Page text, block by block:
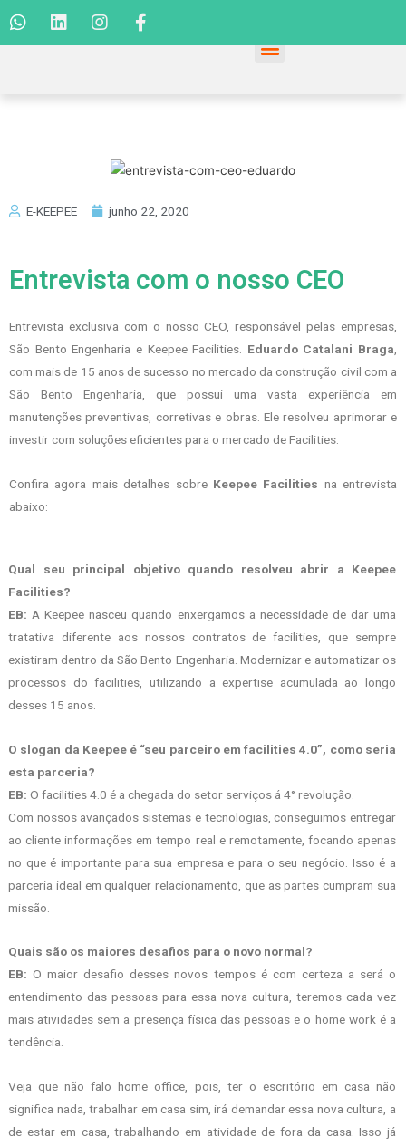
E-KEEPEE junho 22, 2020
Entrevista com o nosso CEO
Entrevista exclusiva com o nosso CEO, responsável pelas empresas,
São Bento Engenharia e Keepee Facilities. Eduardo Catalani Braga
com mais de 15 anos de sucesso no mercado da construção civil com a
São Bento Engenharia, que possui uma vasta experiência em
manutenções preventivas, corretivas e obras. Ele resolveu aprimorar e
investir com soluções eficientes para o mercado de Facilities.
Confira agora mais detalhes sobre Keepee Facilities na entrevista
abaixo:
Qual seu principal objetivo quando resolveu abrir a Keepee
Facilities?
EB: A Keepee nasceu quando enxergamos a necessidade de dar uma
tratativa diferente aos nossos contratos de facilities, que sempre
existiram dentro da São Bento Engenharia. Modernizar e automatizar os
processos do facilities, utilizando a expertise acumulada ao longo
desses 15 anos.
O slogan da Keepee é “seu parceiro em facilities 4.0”, como seria
esta parceria?
EB: O facilities 4.0 é a chegada do setor serviços á 4° revolução.
Com nossos avançados sistemas e tecnologias, conseguimos entregar
ao cliente informações em tempo real e remotamente, focando apenas
no que é importante para sua empresa e para o seu negócio. Isso é a
parceria ideal em qualquer relacionamento, que as partes cumpram sua
missão.
Quais são os maiores desafios para o novo normal?
EB: O maior desafio desses novos tempos é com certeza a será o
entendimento das pessoas para essa nova cultura, teremos cada vez
mais atividades sem a presença física das pessoas e o home work é a
tendência.
Veja que não falo home office, pois, ter o escritório em casa não
significa nada, trabalhar em casa sim, irá demandar essa nova cultura, a
de estar em casa, trabalhando em atividade de fora da casa. Isso já